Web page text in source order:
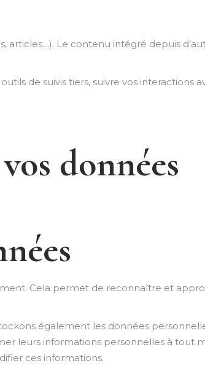
articles…). Le contenu intégré depuis
de suivis tiers, suivre vos interactions
données
Cela permet de reconnaître et
également les données
leurs informations personnelles à tout
ces informations.